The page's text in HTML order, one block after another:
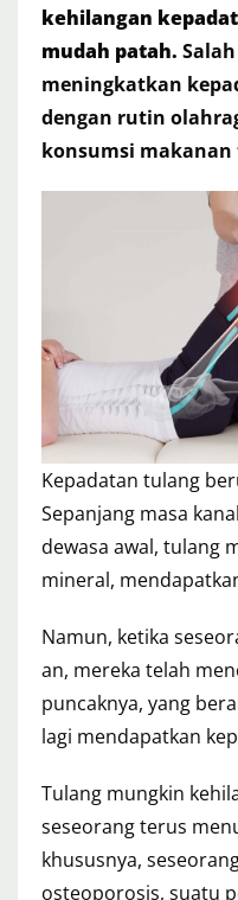
kehilangan
mudah patah.
meningkatkan
dengan rutin
konsumsi
Kepadatan tulang
Sepanjang masa
dewasa awal, tulang
mineral,
Namun, ketika
an, mereka telah
puncaknya, yang
lagi mendapatkan
Tulang mungkin
seseorang terus
khususnya,
osteoporosis, suatu